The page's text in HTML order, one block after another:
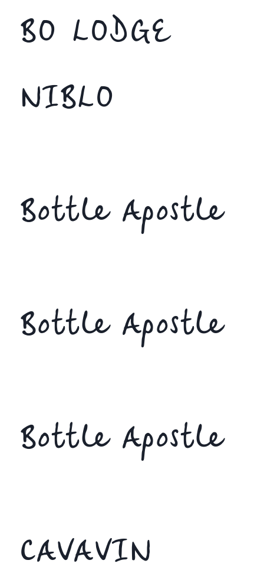
BO LODGE
NIBLO
Bottle Apostle
Bottle Apostle
Bottle Apostle
CAVAVIN